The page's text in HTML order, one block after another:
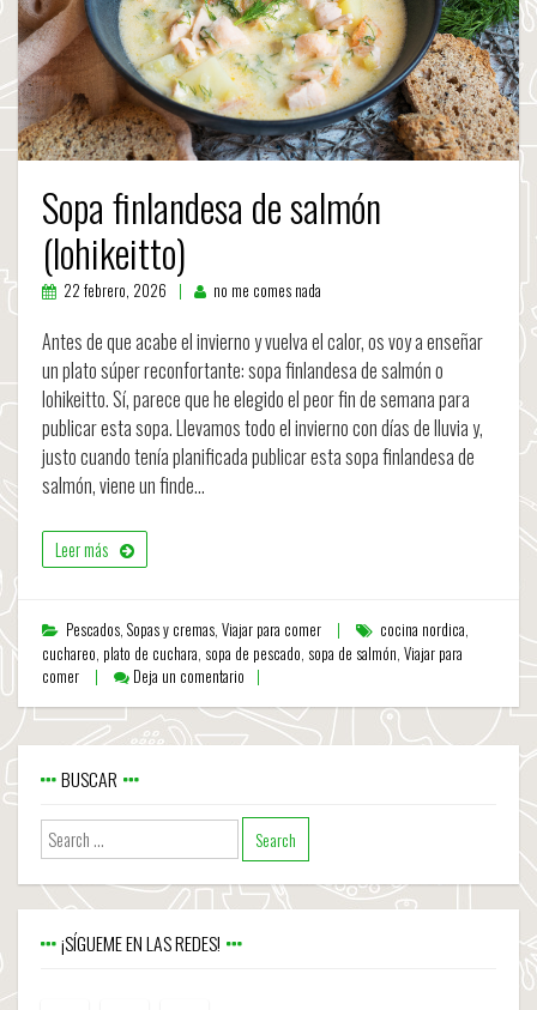
Sopa finlandesa de salmón
(lohikeitto)
22 febrero, 2026 no me comes nada
Antes de que acabe el invierno y vuelva el calor, os voy a enseñar
un plato súper reconfortante: sopa finlandesa de salmón o
lohikeitto. Sí, parece que he elegido el peor fin de semana para
publicar esta sopa. Llevamos todo el invierno con días de lluvia y,
justo cuando tenía planificada publicar esta sopa finlandesa de
salmón, viene un finde…
Leer más
Pescados, Sopas y cremas, Viajar para comer cocina nordica,
cuchareo, plato de cuchara, sopa de pescado, sopa de salmón, Viajar para
comer
Deja un comentario
BUSCAR
¡SÍGUEME EN LAS REDES!